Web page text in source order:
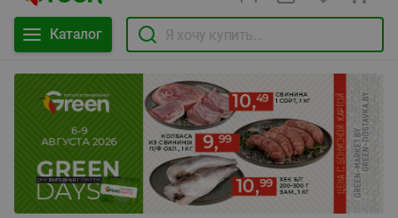
Каталог